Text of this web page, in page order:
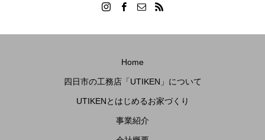
Home
四日市の工務店「UTIKEN」について
UTIKENとはじめるお家づくり
事業紹介